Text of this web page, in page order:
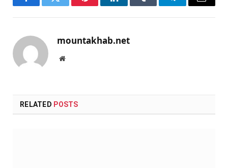
FacebookTwitter PinterestLinkedInTumblr TelegramEmail
mountakhab.net
Website
RELATED POSTS